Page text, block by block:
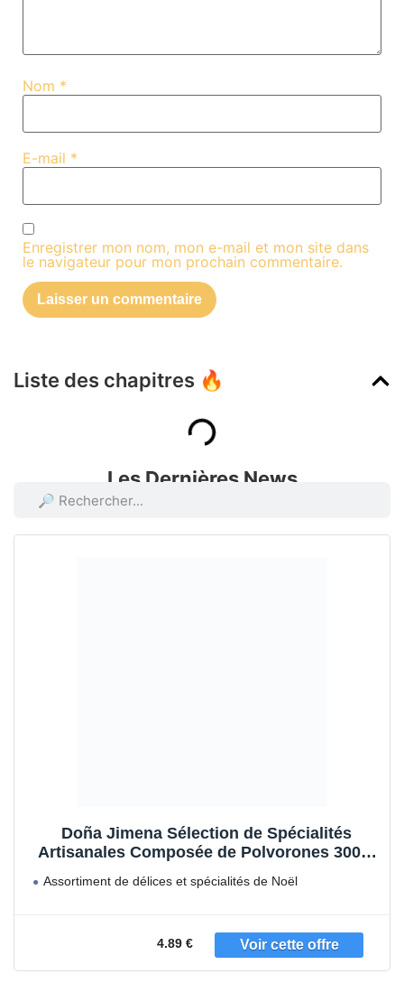
Liste des chapitres 🔥
Nom *
E-mail *
Enregistrer mon nom, mon e-mail et mon site dans
le navigateur pour mon prochain commentaire.
Les Dernières News
Doña Jimena Sélection de Spécialités
Artisanales Composée de Polvorones 300 g
Assortiment de délices et spécialités de Noël
4.89 €